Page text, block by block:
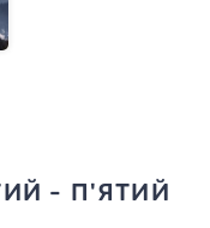
- П'ЯТИЙ